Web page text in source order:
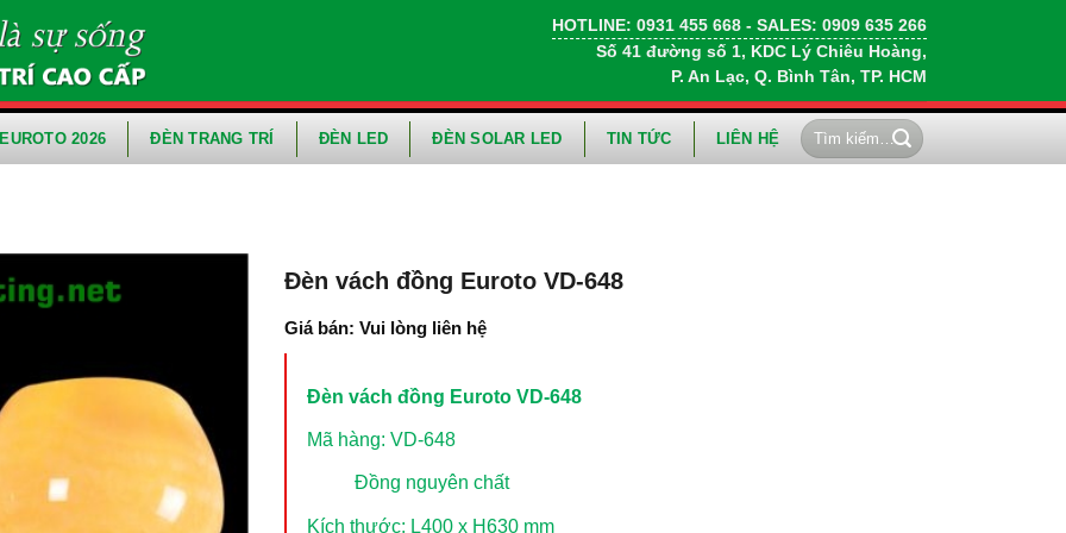
HOTLINE: 0931 455 668 - SALES: 0909 635 266
Số 41 đường số 1, KDC Lý Chiêu Hoàng,
P. An Lạc, Q. Bình Tân, TP. HCM
2026 ĐÈN TRANG TRÍ ĐÈN LED ĐÈN SOLAR LED TIN TỨC LIÊN HỆ
Tìm
kiếm:
Đèn vách đồng Euroto VD-648
Giá bán: Vui lòng liên hệ
Đèn vách đồng Euroto VD-648
Mã hàng: VD-648
Đồng nguyên chất
Kích thước: L400 x H630 mm